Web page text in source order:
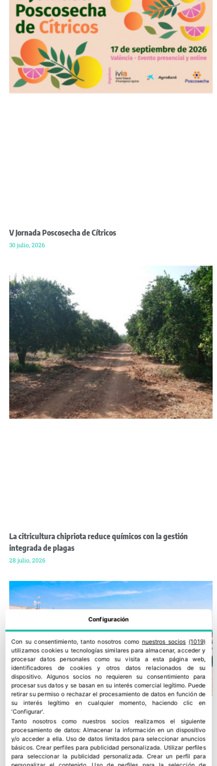
V Jornada Poscosecha de Cítricos
30 julio, 2026
La citricultura chipriota reduce químicos con la gestión
integrada de plagas
28 julio, 2026
Configuración
Con su consentimiento, tanto nosotros como nuestros socios (1019)
utilizamos cookies u tecnologías similares para almacenar, acceder y
procesar datos personales como su visita a esta página web,
identificadores de cookies y otros datos relacionados de su
dispositivo. Algunos socios no requieren su consentimiento para
procesar sus datos y se basan en su interés comercial legítimo. Puede
retirar su permiso o rechazar el procesamiento de datos en función de
su interés legítimo en cualquier momento, haciendo clic en
'Configurar'.
Tanto nosotros como nuestros socios realizamos el siguiente
procesamiento de datos:Almacenar la información en un dispositivo
y/o acceder a ella. Uso de datos limitados para seleccionar anuncios
básicos.Crear perfiles para publicidad personalizada. Utilizar perfiles
para seleccionar la publicidad personalizada.Crear un perfil para